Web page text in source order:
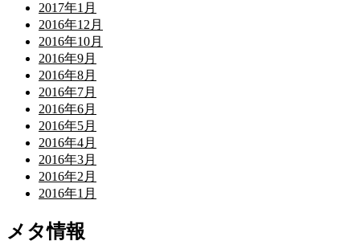
2017年1月
2016年12月
2016年10月
2016年9月
2016年8月
2016年7月
2016年6月
2016年5月
2016年4月
2016年3月
2016年2月
2016年1月
メタ情報